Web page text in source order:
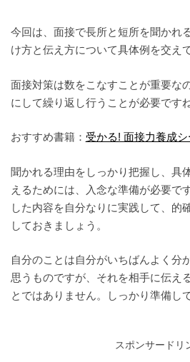
今回は、面接で長所と短所を聞かれ
け方と伝え方について具体例を交え
面接対策は数をこなすことが重要な
にして繰り返し行うことが必要ですね
おすすめ書籍： 受かる! 面接力養成シ
聞かれる理由をしっかり把握し、具
えるためには、入念な準備が必要で
した内容を自分なりに実践して、的
しておきましょう。
自分のことは自分がいちばんよく分
思うものですが、それを相手に伝え
とではありません。しっかり準備し
スポンサードリ